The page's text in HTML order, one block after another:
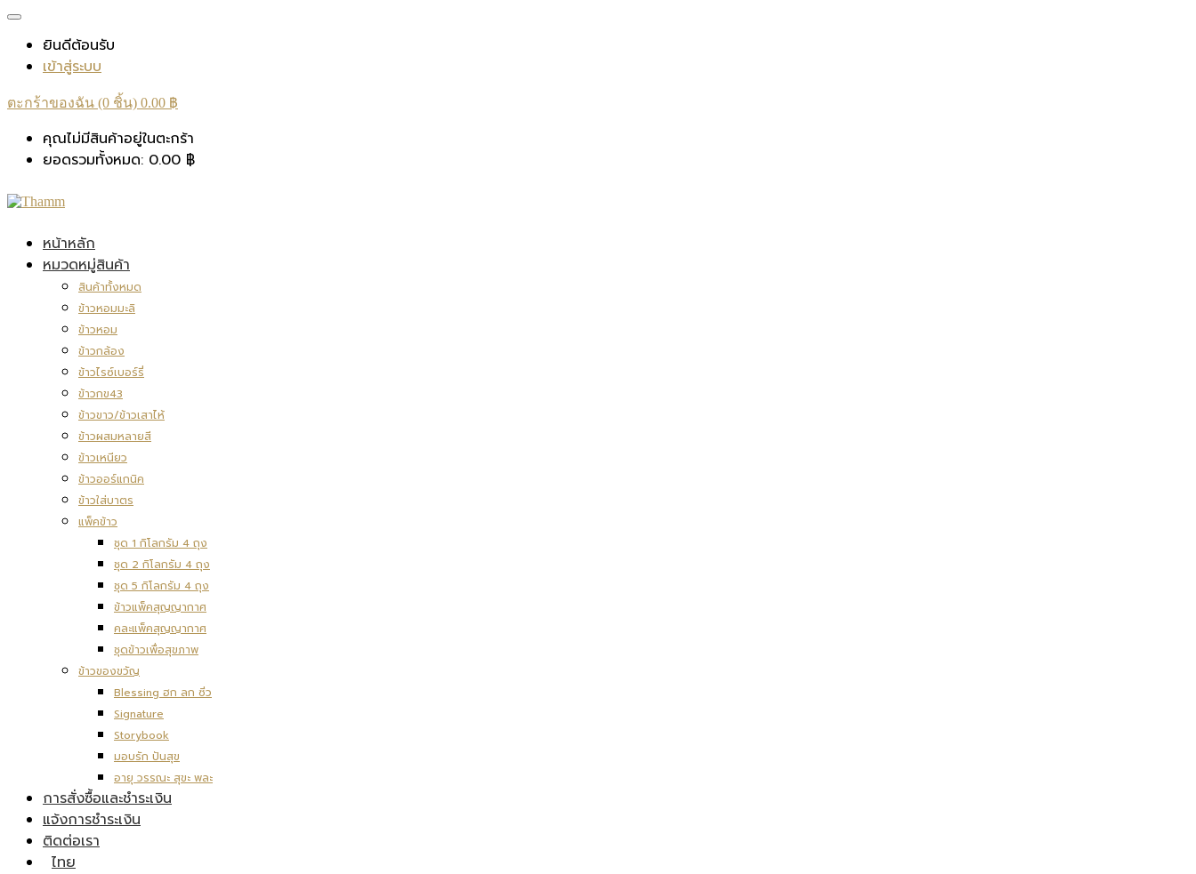
ยินดีต้อนรับ
เข้าสู่ระบบ
ตะกร้าของฉัน (0 ชิ้น) 0.00 ฿
คุณไม่มีสินค้าอยู่ในตะกร้า
ยอดรวมทั้งหมด: 0.00 ฿
หน้าหลัก
หมวดหมู่สินค้า
สินค้าทั้งหมด
ข้าวหอมมะลิ
ข้าวหอม
ข้าวกล้อง
ข้าวไรซ์เบอร์รี่
ข้าวกข43
ข้าวขาว/ข้าวเสาไห้
ข้าวผสมหลายสี
ข้าวเหนียว
ข้าวออร์แกนิค
ข้าวใส่บาตร
แพ็คข้าว
ชุด 1 กิโลกรัม 4 ถุง
ชุด 2 กิโลกรัม 4 ถุง
ชุด 5 กิโลกรัม 4 ถุง
ข้าวแพ็คสุญญากาศ
คละแพ็คสุญญากาศ
ชุดข้าวเพื่อสุขภาพ
ข้าวของขวัญ
Blessing ฮก ลก ซิ่ว
Signature
Storybook
มอบรัก ปันสุข
อายุ วรรณะ สุขะ พละ
การสั่งซื้อและชำระเงิน
แจ้งการชำระเงิน
ติดต่อเรา
ไทย